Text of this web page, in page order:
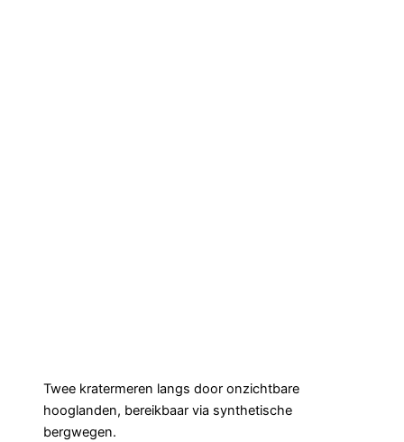
Twee kratermeren langs door onzichtbare
hooglanden, bereikbaar via synthetische
bergwegen.